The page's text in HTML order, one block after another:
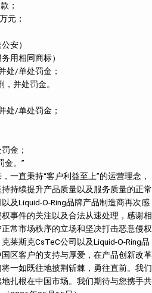
；
元；
安）
用相同商标）
处/单处罚金；
并处罚金。
处/单处罚金；
金；
金。”
一直秉持“客户利益至上”的运营理念，
持续提升产品质量以及服务质量的正常
及Liquid-O-Ring品牌产品制造商再次感
事件的关注以及合法从速处理，感谢相
常市场秩序的立场和坚决打击恶意侵权
莱斯克CsTeC公司以及Liquid-O-Ring品
区客户的支持与厚爱，在产品创新改革
一如既往地披荆斩棘，勇往直前。我们
扎根在中国市场。我们期待与您携手共